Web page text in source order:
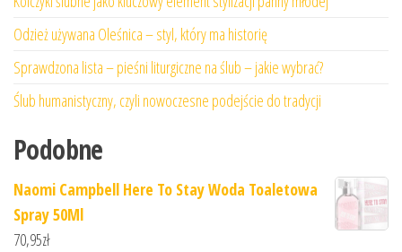
Odzież używana Oleśnica – styl, który ma historię
Sprawdzona lista – pieśni liturgiczne na ślub – jakie wybrać?
Ślub humanistyczny, czyli nowoczesne podejście do tradycji
Podobne
Naomi Campbell Here To Stay Woda Toaletowa
Spray 50Ml
70,95zł